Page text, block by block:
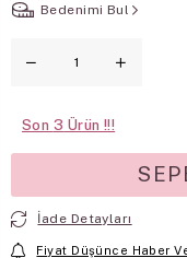
Bedenimi Bul
Son 3
İade Detayları
Fiyat Düşünce Haber